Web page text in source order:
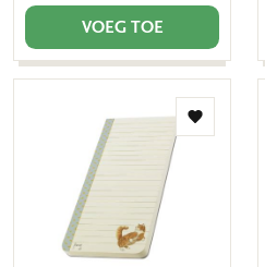
VOEG TOE
Toevoegen